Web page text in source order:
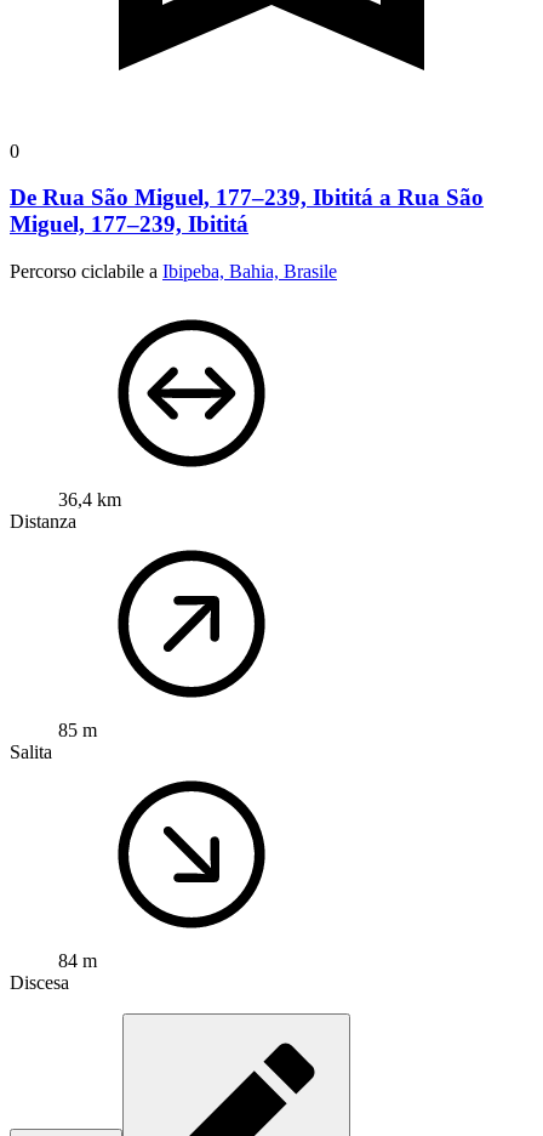
0
De Rua São Miguel, 177–239, Ibititá a Rua São
Miguel, 177–239, Ibititá
Percorso ciclabile a Ibipeba, Bahia, Brasile
36,4 km
Distanza
85 m
Salita
84 m
Discesa